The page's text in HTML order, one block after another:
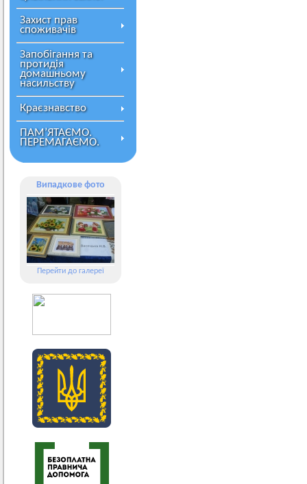
Захист прав
споживачів
Запобігання та
протидія
домашньому
насильству
Краєзнавство
ПАМ’ЯТАЄМО.
ПЕРЕМАГАЄМО.
Випадкове фото
Перейти до галереї